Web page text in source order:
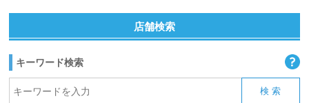
店舗検索
キーワード検索